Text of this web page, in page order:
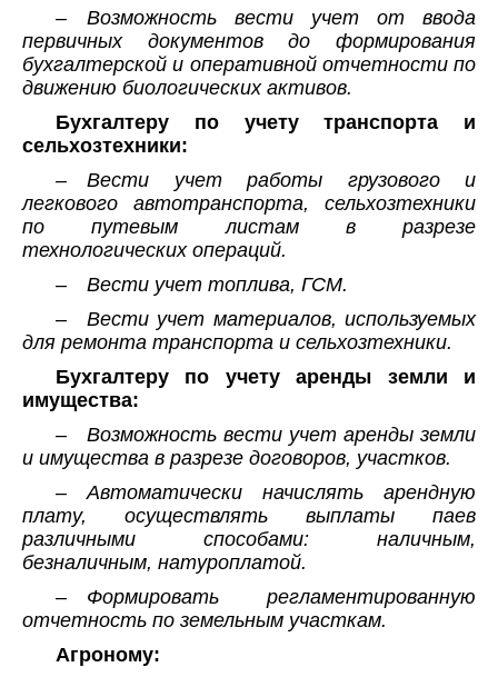
– Возможность вести учет от ввода
первичных документов до формирования
бухгалтерской и оперативной отчетности по
движению биологических активов.
Бухгалтеру по учету транспорта и
сельхозтехники:
– Вести учет работы грузового и
легкового автотранспорта, сельхозтехники
по путевым листам в разрезе
технологических операций.
– Вести учет топлива, ГСМ.
– Вести учет материалов, используемых
для ремонта транспорта и сельхозтехники.
Бухгалтеру по учету аренды земли и
имущества:
– Возможность вести учет аренды земли
и имущества в разрезе договоров, участков.
– Автоматически начислять арендную
плату, осуществлять выплаты паев
различными способами: наличным,
безналичным, натуроплатой.
– Формировать регламентированную
отчетность по земельным участкам.
Агроному: